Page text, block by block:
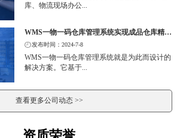
库、物流现场办公...
WMS一物一码仓库管理系统实现成品仓库精细化管理
发布时间：2024-7-8
WMS一物一码仓库管理系统就是为此而设计的
解决方案。它基于...
查看更多公司动态 >>